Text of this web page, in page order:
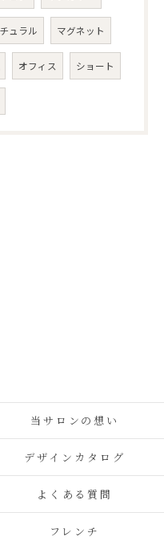
ュラル マグネット
オフィス ショート
当サロンの想い
デザインカタログ
よくある質問
フレンチ